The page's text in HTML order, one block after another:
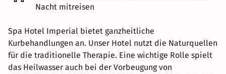
Nacht mitreisen
Spa Hotel Imperial bietet ganzheitliche
Kurbehandlungen an. Unser Hotel nutzt die Naturquellen
für die traditionelle Therapie. Eine wichtige Rolle spielt
das Heilwasser auch bei der Vorbeugung von